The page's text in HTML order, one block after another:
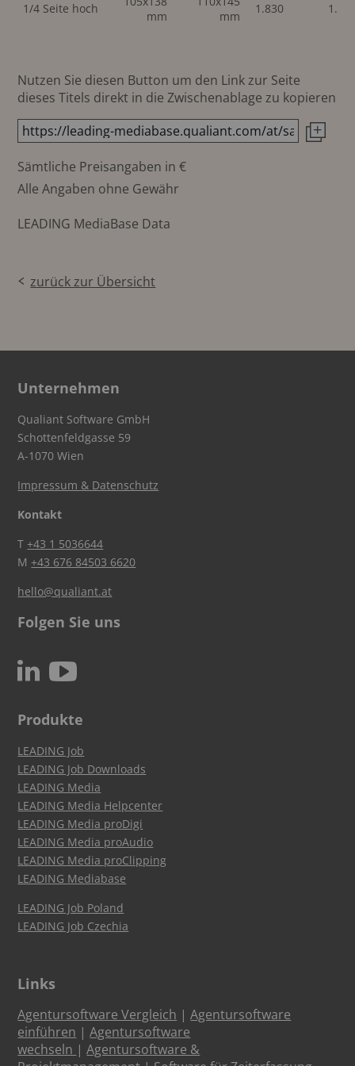
1/4 Seite hoch
mm
mm
1.830
Nutzen Sie diesen Button um den Link zur Seite
dieses Titels direkt in die Zwischenablage zu kopieren
Sämtliche Preisangaben in €
Alle Angaben ohne Gewähr
LEADING MediaBase Data
zurück zur Übersicht
Unternehmen
Qualiant Software GmbH
Schottenfeldgasse 59
A-1070 Wien
Impressum & Datenschutz
Kontakt
T+43 1 5036644
M+43 676 84503 6620
hello@qualiant.at
Folgen Sie uns
N c
Produkte
LEADING Job
LEADING Job Downloads
LEADING Media
LEADING Media Helpcenter
LEADING Media proDigi
LEADING Media proAudio
LEADING Media proClipping
LEADING Mediabase
LEADING Job Poland
LEADING Job Czechia
Links
Agentursoftware Vergleich |Agentursoftware
einführen |Agentursoftware
wechseln |Agentursoftware &